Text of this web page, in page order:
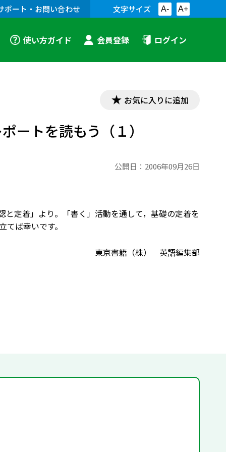
ポート・お問い合わせ 文字サイズ A- A+
使い方ガイド 会員登録 ログイン
お気に入りに追加
トを読もう（１）
公開日： 2006年09月26日
定着」より。「書く」活動を通して，基礎の定着を
ば幸いです。
東京書籍（株） 英語編集部